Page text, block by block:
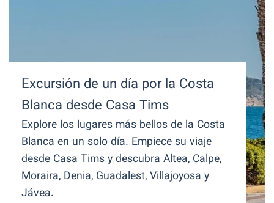
Excursión de un día por la Costa
Blanca desde Casa Tims
Explore los lugares más bellos de la Costa
Blanca en un solo día. Empiece su viaje
desde Casa Tims y descubra Altea, Calpe,
Moraira, Denia, Guadalest, Villajoyosa y
Jávea.